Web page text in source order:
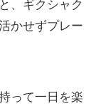
、ギクシャク
かせずプレー
って一日を楽